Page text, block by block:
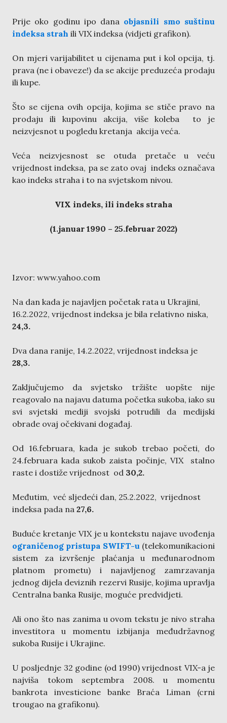
Prije oko godinu ipo dana objasnili smo suštinu
indeksa strah ili VIX indeksa (vidjeti grafikon).
On mjeri varijabilitet u cijenama put i kol opcija, tj.
prava (ne i obaveze!) da se akcije preduzeća prodaju
ili kupe.
Što se cijena ovih opcija, kojima se stiče pravo na
prodaju ili kupovinu akcija, više koleba to je
neizvjesnot u pogledu kretanja akcija veća.
Veća neizvjesnost se otuda pretače u veću
vrijednost indeksa, pa se zato ovaj indeks označava
kao indeks straha i to na svjetskom nivou.
VIX indeks, ili indeks straha
(1.januar 1990 – 25.februar 2022)
Izvor: www.yahoo.com
Na dan kada je najavljen početak rata u Ukrajini,
16.2.2022, vrijednost indeksa je bila relativno niska,
24,3.
Dva dana ranije, 14.2.2022, vrijednost indeksa je
28,3.
Zaključujemo da svjetsko tržište uopšte nije
reagovalo na najavu datuma početka sukoba, iako su
svi svjetski mediji svojski potrudili da medijski
obrade ovaj očekivani događaj.
Od 16.februara, kada je sukob trebao početi, do
24.februara kada sukob zaista počinje, VIX stalno
raste i dostiže vrijednost od 30,2.
Međutim, već sljedeći dan, 25.2.2022, vrijednost
indeksa pada na 27,6.
Buduće kretanje VIX je u kontekstu najave uvođenja
ograničenog pristupa SWIFT-u (telekomunikacioni
sistem za izvršenje plaćanja u međunarodnom
platnom prometu) i najavljenog zamrzavanja
jednog dijela deviznih rezervi Rusije, kojima upravlja
Centralna banka Rusije, moguće predvidjeti.
Ali ono što nas zanima u ovom tekstu je nivo straha
investitora u momentu izbijanja međudržavnog
sukoba Rusije i Ukrajine.
U posljednje 32 godine (od 1990) vrijednost VIX-a je
najviša tokom septembra 2008. u momentu
bankrota investicione banke Braća Liman (crni
trougao na grafikonu).